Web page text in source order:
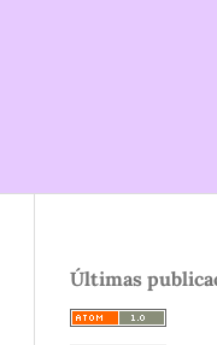
Últimas